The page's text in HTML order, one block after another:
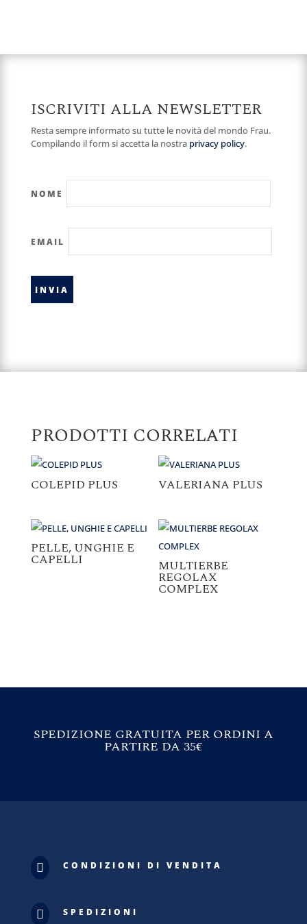
ISCRIVITI ALLA NEWSLETTER
Resta sempre informato su tutte le novità del mondo Frau.
Compilando il form si accetta la nostra privacy policy.
NOME
EMAIL
PRODOTTI CORRELATI
COLEPID PLUS VALERIANA PLUS
PELLE, UNGHIE E
CAPELLI MULTIERBE
REGOLAX
COMPLEX
SPEDIZIONE GRATUITA PER ORDINI A
PARTIRE DA 35€
 CONDIZIONI DI VENDITA
 SPEDIZIONI